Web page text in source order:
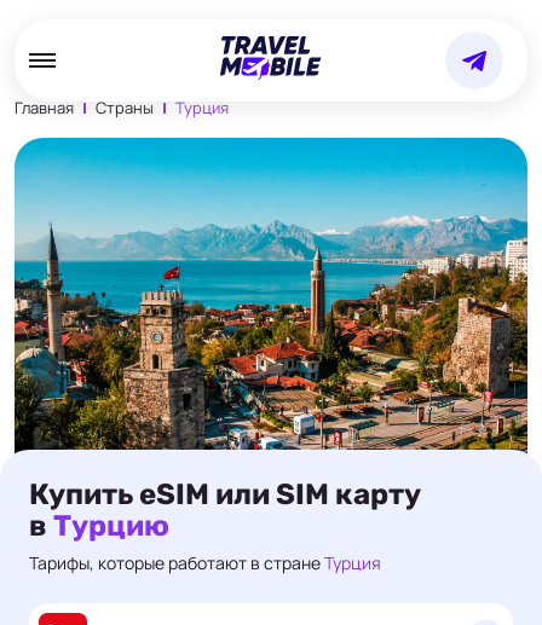
Главная Страны Турция
Купить eSIM или SIM карту
в Турцию
Тарифы, которые работают в странеТурция